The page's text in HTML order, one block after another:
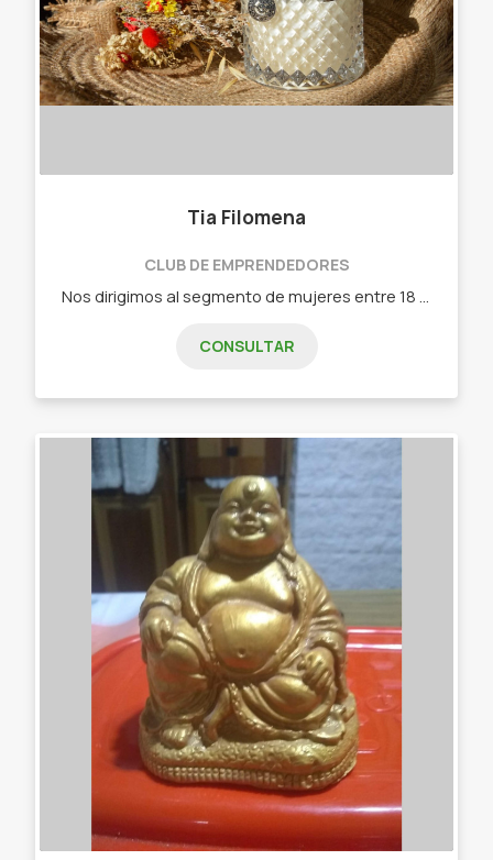
Tia Filomena
CLUB DE EMPRENDEDORES
CONSULTAR